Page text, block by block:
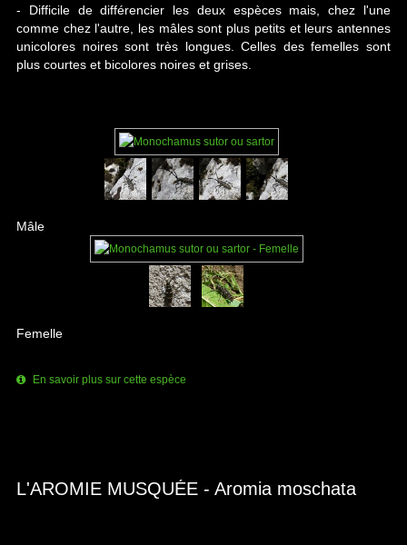
- Difficile de différencier les deux espèces mais, chez l'une
comme chez l'autre, les mâles sont plus petits et leurs antennes
unicolores noires sont très longues. Celles des femelles sont
plus courtes et bicolores noires et grises.
Mâle
Femelle
En savoir plus sur cette espèce
L'AROMIE MUSQUÉE - Aromia moschata